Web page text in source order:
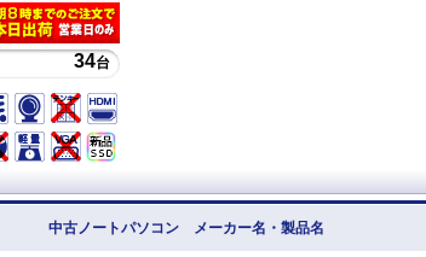
34台
中古ノートパソコン メーカー名・製品名